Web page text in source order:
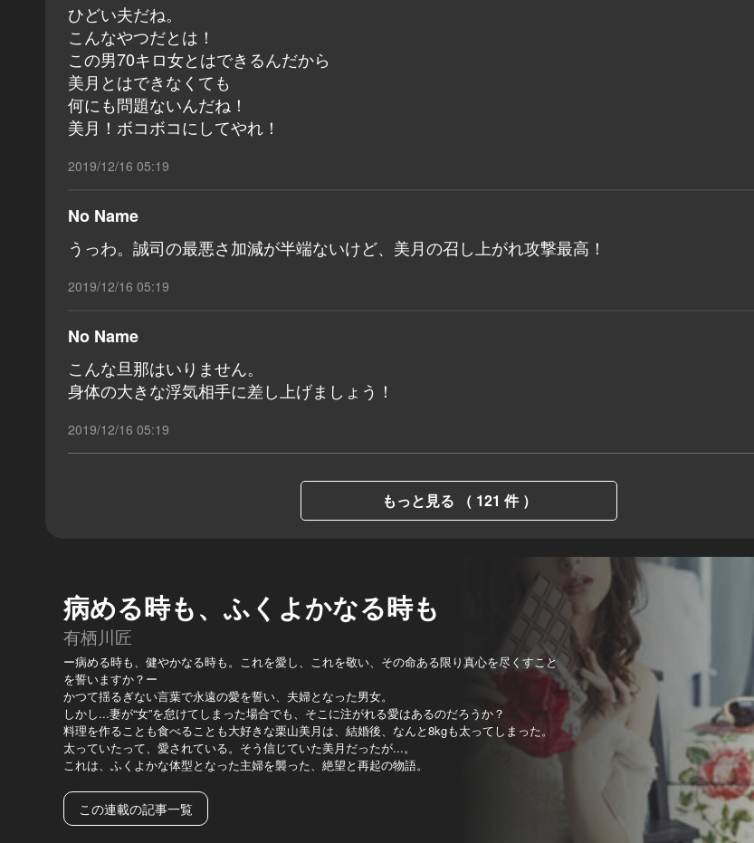
ひどい夫だね。
こんなやつだとは！
この男70キロ女とはできるんだから
美月とはできなくても
何にも問題ないんだね！
美月！ボコボコにしてやれ！
2019/12/16 05:19
No Name
うっわ。誠司の最悪さ加減が半端ないけど、美月の召し上がれ攻撃最高！
2019/12/16 05:19
No Name
こんな旦那はいりません。
身体の大きな浮気相手に差し上げましょう！
2019/12/16 05:19
もっと見る （ 121 件 ）
病める時も、ふくよかなる時も
有栖川匠
ー病める時も、健やかなる時も。これを愛し、これを敬い、その命ある限り真心を尽くすこと
を誓いますか？ー
かつて揺るぎない言葉で永遠の愛を誓い、夫婦となった男女。
しかし...妻が“女”を怠けてしまった場合でも、そこに注がれる愛はあるのだろうか？
料理を作ることも食べることも大好きな栗山美月は、結婚後、なんと8kgも太ってしまった。
太っていたって、愛されている。そう信じていた美月だったが...。
これは、ふくよかな体型となった主婦を襲った、絶望と再起の物語。
この連載の記事一覧